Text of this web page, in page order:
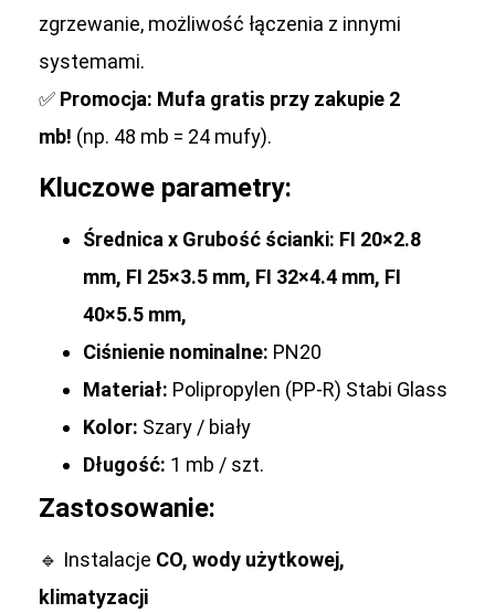
zgrzewanie, możliwość łączenia z innymi
systemami.
✅ Promocja: Mufa gratis przy zakupie 2
mb! (np. 48 mb = 24 mufy).
Kluczowe parametry:
Średnica x Grubość ścianki: FI 20×2.8
mm, FI 25×3.5 mm, FI 32×4.4 mm, FI
40×5.5 mm,
Ciśnienie nominalne: PN20
Materiał: Polipropylen (PP-R) Stabi Glass
Kolor: Szary / biały
Długość: 1 mb / szt.
Zastosowanie:
🔹 Instalacje CO, wody użytkowej,
klimatyzacji